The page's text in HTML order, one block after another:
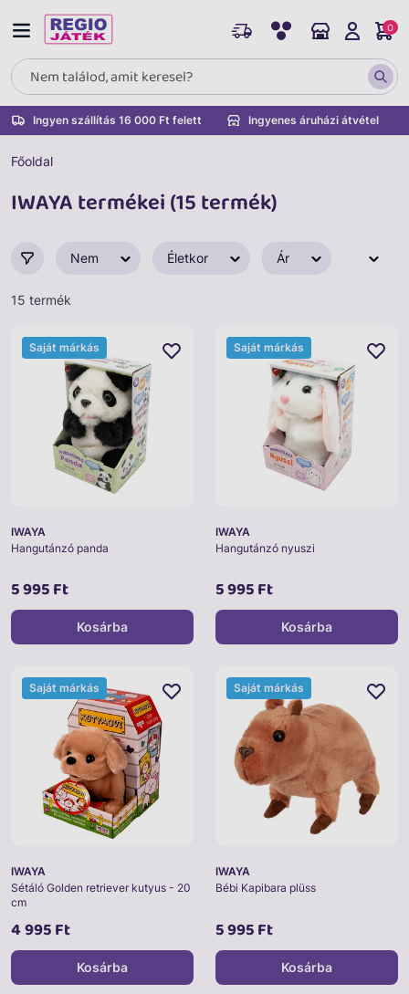
Ingyen szállítás 16 000 Ft felett Ingyenes áruházi átvétel
0
Főoldal
IWAYA termékei (15 termék)
Nem Életkor Ár
15 termék
IWAYA
Hangutánzó panda
5 995 Ft
Saját márkás
Kosárba
IWAYA
Hangutánzó nyuszi
5 995 Ft
Saját márkás
Kosárba
IWAYA
Sétáló Golden retriever kutyus - 20
cm
4 995 Ft
Saját márkás
Kosárba
IWAYA
Bébi Kapibara plüss
5 995 Ft
Saját márkás
Kosárba